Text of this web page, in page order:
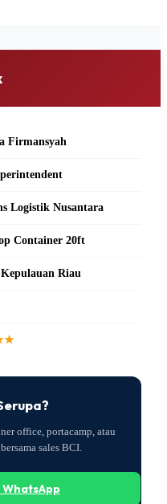
Firmansyah
Logistik Nusantara
Container 20ft
Riau
office, portacamp, atau
sales BCI.
WhatsApp